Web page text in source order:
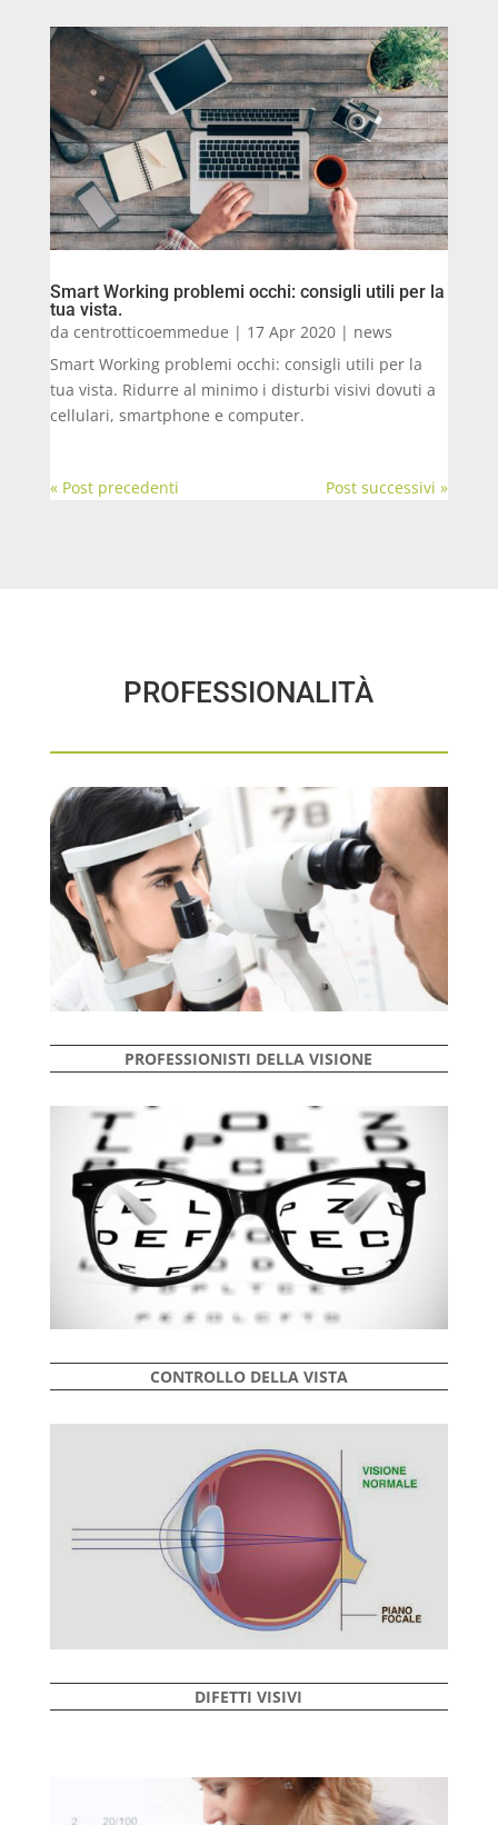
Smart Working problemi occhi: consigli utili per la
tua vista.
da centrotticoemmedue | 17 Apr 2020| news
Smart Working problemi occhi: consigli utili per la
tua vista. Ridurre al minimo i disturbi visivi dovuti a
cellulari, smartphone e computer.
« Post precedenti Post successivi »
PROFESSIONALITÀ
PROFESSIONISTI DELLA VISIONE
CONTROLLO DELLA VISTA
DIFETTI VISIVI